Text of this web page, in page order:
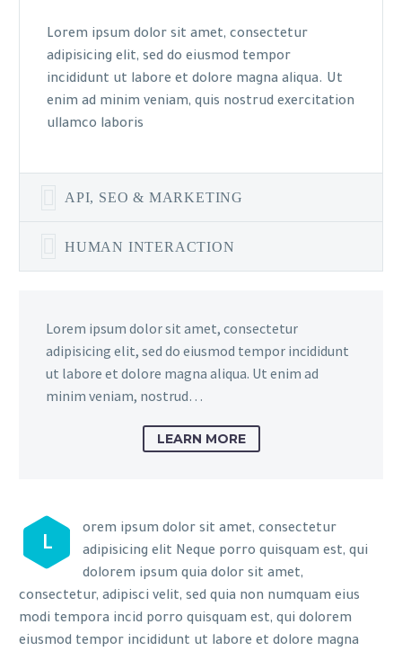
Lorem ipsum dolor sit amet, consectetur
adipisicing elit, sed do eiusmod tempor
incididunt ut labore et dolore magna aliqua. Ut
enim ad minim veniam, quis nostrud exercitation
ullamco laboris
API, SEO & MARKETING
HUMAN INTERACTION
Lorem ipsum dolor sit amet, consectetur
adipisicing elit, sed do eiusmod tempor incididunt
ut labore et dolore magna aliqua. Ut enim ad
minim veniam, nostrud…
LEARN MORE
L
orem ipsum dolor sit amet, consectetur
adipisicing elit Neque porro quisquam est, qui
dolorem ipsum quia dolor sit amet,
consectetur, adipisci velit, sed quia non numquam eius
modi tempora incid porro quisquam est, qui dolorem
eiusmod tempor incididunt ut labore et dolore magna